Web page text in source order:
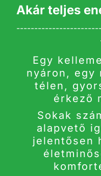
Akár teljes
Egy
nyáron, egy
télen,
érkező
Sokak
alapvető
jelentősen